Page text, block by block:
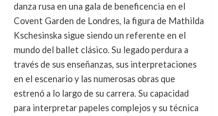
danza rusa en una gala de beneficencia en el
Covent Garden de Londres, la figura de Mathilda
Kschesinska sigue siendo un referente en el
mundo del ballet clásico. Su legado perdura a
través de sus enseñanzas, sus interpretaciones
en el escenario y las numerosas obras que
estrenó a lo largo de su carrera. Su capacidad
para interpretar papeles complejos y su técnica